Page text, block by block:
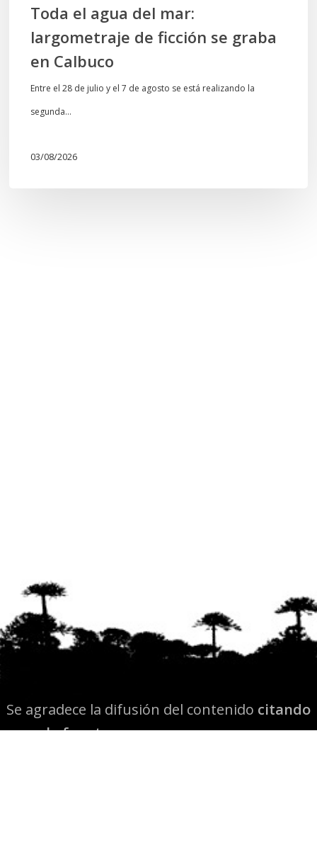
Toda el agua del mar:
largometraje de ficción se graba
en Calbuco
Entre el 28 de julio y el 7 de agosto se está realizando la
segunda…
03/08/2026
Se agradece la difusión del contenido citando
la fuente www.mapuexpress.org